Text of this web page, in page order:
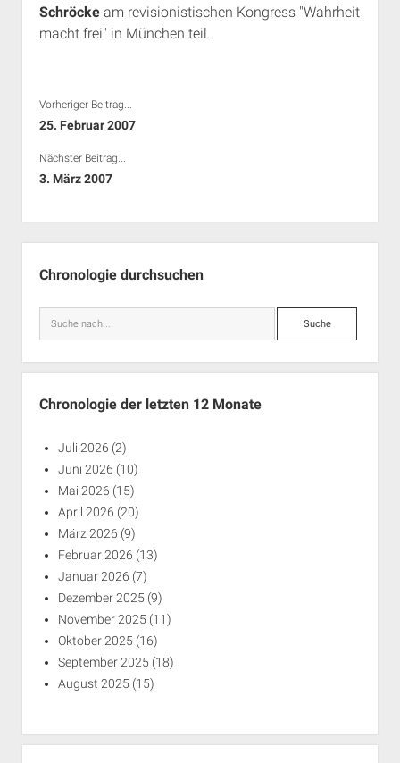
Rechte Termine München
Über a.i.d.a.
RSS-Feeds, Twitter & Facebook
Schröckeam revisionistischen Kongress "Wahrheit
macht frei" in München teil.
Vorheriger Beitrag...
25. Februar 2007
Nächster Beitrag...
3. März 2007
Chronologie durchsuchen
Suche
Chronologie der letzten 12 Monate
Juli 2026 (2)
Juni 2026 (10)
Mai 2026 (15)
April 2026 (20)
März 2026 (9)
Februar 2026 (13)
Januar 2026 (7)
Dezember 2025 (9)
November 2025 (11)
Oktober 2025 (16)
September 2025 (18)
August 2025 (15)